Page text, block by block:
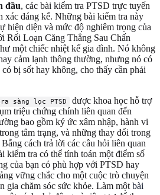
đầu, các bài kiểm tra PTSD trực tuyến
xác đáng kể. Những bài kiểm tra này
hiện diện và mức độ nghiêm trọng của
Rối Loạn Căng Thẳng Sau Chấn
một chiếc nhiệt kế gia đình. Nó không
cảm lạnh thông thường, nhưng nó có
bị sốt hay không, cho thấy cần phải
sàng lọc PTSD
được khoa học hỗ trợ
triệu chứng chính liên quan đến
bao gồm ký ức xâm nhập, hành vi
tâm trạng, và những thay đổi trong
cách trả lời các câu hỏi liên quan
kiểm tra có thể tính toán một điểm số
của bạn có phù hợp với PTSD hay
vững chắc cho một cuộc trò chuyện
gia chăm sóc sức khỏe. Làm mộtbài